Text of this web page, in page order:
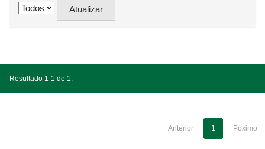
Resultado 1-1 de 1.
Anterior 1 Póximo